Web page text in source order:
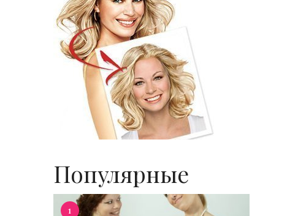
Популярные
1